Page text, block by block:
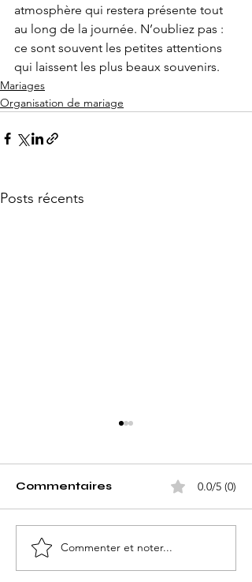
atmosphère qui restera présente tout
au long de la journée. N’oubliez pas :
ce sont souvent les petites attentions
qui laissent les plus beaux souvenirs.
Mariages
Organisation de mariage
Posts récents
Top 100 des Meilleurs
Lieux de Mariage aux
Commentaires 0.0/5 (0)
Commenter et noter...